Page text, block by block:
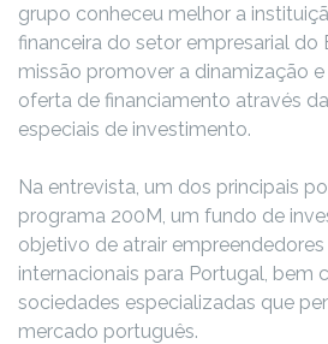
grupo conheceu melhor a
financeira do setor empresarial do
missão promover a dinamização
oferta de financiamento através
especiais de investimento.
Na entrevista, um dos principais
programa 200M, um fundo de
objetivo de atrair
internacionais para Portugal, bem
sociedades especializadas que
mercado português.